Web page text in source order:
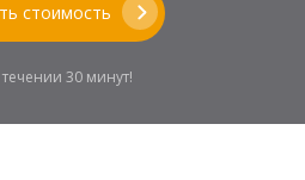
стоимость
течении 30 минут!